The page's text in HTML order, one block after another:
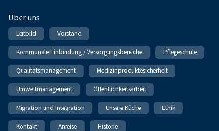
Über uns
Leitbild Vorstand
Kommunale Einbindung / Versorgungsbereiche Pflegeschule
Qualitätsmanagement Medizinproduktesicherheit
Umweltmanagement Öffentlichkeitsarbeit
Migration und Integration Unsere Küche Ethik
Kontakt Anreise Historie